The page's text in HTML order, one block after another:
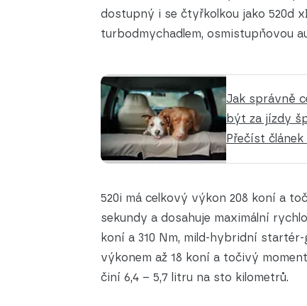
dostupný i se čtyřkolkou jako 520d
turbodmychadlem, osmistupňovou
Jak správně
být za jízdy
Přečíst článek
520i má celkový výkon 208 koní a
sekundy a dosahuje maximální
koní a 310 Nm, mild-hybridní
výkonem až 18 koní a točivý
činí 6,4 – 5,7 litru na sto kilometrů.